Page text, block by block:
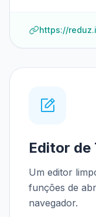
https://
Editor de
Um editor
funções de
navegador.